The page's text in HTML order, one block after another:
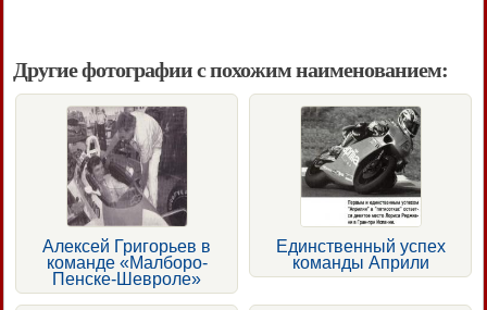
Другие фотографии с похожим наименованием:
Алексей Григорьев в
команде «Малборо-
Пенске-Шевроле»
Единственный успех
команды Априли